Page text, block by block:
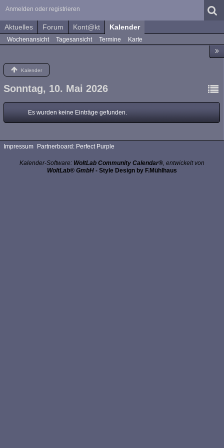
Anmelden oder registrieren
Aktuelles Forum Kont@kt Kalender
Wochenansicht Tagesansicht Termine Karte
Kalender
Sonntag, 10. Mai 2026
Es wurden keine Einträge gefunden.
Impressum Partnerboard: Perfect Purple
Kalender-Software: WoltLab Community Calendar®, entwickelt von
WoltLab® GmbH